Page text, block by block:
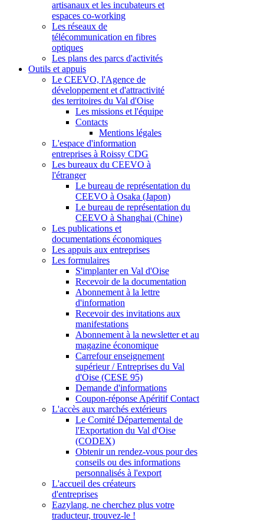
artisanaux et les incubateurs et
espaces co-working
Les réseaux de
télécommunication en fibres
optiques
Les plans des parcs d'activités
Outils et appuis
Le CEEVO, l'Agence de
développement et d'attractivité
des territoires du Val d'Oise
Les missions et l'équipe
Contacts
Mentions légales
L'espace d'information
entreprises à Roissy CDG
Les bureaux du CEEVO à
l'étranger
Le bureau de représentation du
CEEVO à Osaka (Japon)
Le bureau de représentation du
CEEVO à Shanghai (Chine)
Les publications et
documentations économiques
Les appuis aux entreprises
Les formulaires
S'implanter en Val d'Oise
Recevoir de la documentation
Abonnement à la lettre
d'information
Recevoir des invitations aux
manifestations
Abonnement à la newsletter et au
magazine économique
Carrefour enseignement
supérieur / Entreprises du Val
d'Oise (CESE 95)
Demande d'informations
Coupon-réponse Apéritif Contact
L'accès aux marchés extérieurs
Le Comité Départemental de
l'Exportation du Val d'Oise
(CODEX)
Obtenir un rendez-vous pour des
conseils ou des informations
personnalisés à l'export
L'accueil des créateurs
d'entreprises
Eazylang, ne cherchez plus votre
traducteur, trouvez-le !